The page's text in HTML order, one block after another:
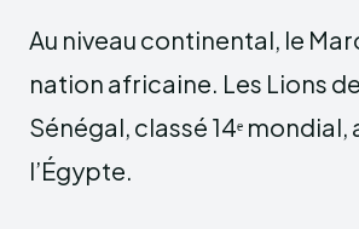
Au niveau continental, le
nation africaine. Les Lions
Sénégal, classé 14ᵉ
l’Égypte.